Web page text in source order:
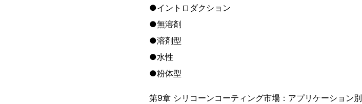
●イントロダクション
●無溶剤
●溶剤型
●水性
●粉体型
第9章 シリコーンコーティング市場：アプリケーション別